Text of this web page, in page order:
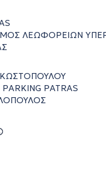
ΛΕΩΦΟΡΕΙΩΝ
PATRAS